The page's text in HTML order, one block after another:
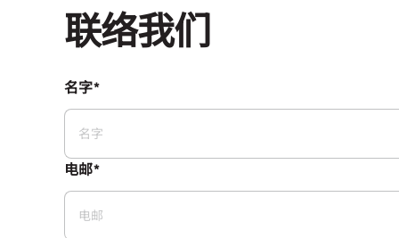
联络我们
名字*
名字
电邮*
电邮